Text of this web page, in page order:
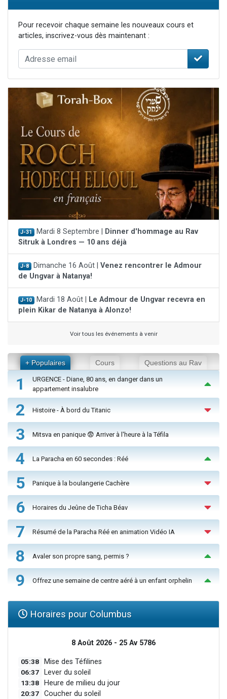
Pour recevoir chaque semaine les nouveaux cours et
articles, inscrivez-vous dès maintenant :
J-31 Mardi 8 Septembre |
Dinner d'hommage au Rav
Sitruk à Londres — 10 ans déjà
J-8 Dimanche 16 Août | Venez rencontrer le Admour
de Ungvar à Natanya!
J-10 Mardi 18 Août |
Le Admour de Ungvar recevra en
plein Kikar de Natanya à Alonzo!
Voir tous les événements à venir
+ Populaires Cours Questions au Rav
1
URGENCE - Diane, 80 ans, en danger dans un
appartement insalubre
2 Histoire - À bord du Titanic
3 Mitsva en panique 😨 Arriver à l'heure à la Téfila
4 La Paracha en 60 secondes : Réé
5 Panique à la boulangerie Cachère
6 Horaires du Jeûne de Ticha Béav
7 Résumé de la Paracha Réé en animation Vidéo IA
8 Avaler son propre sang, permis ?
9 Offrez une semaine de centre aéré à un enfant orphelin
Horaires pour Columbus
8 Août 2026 - 25 Av 5786
05:38 Mise des Téfilines
06:37 Lever du soleil
13:38 Heure de milieu du jour
20:37 Coucher du soleil